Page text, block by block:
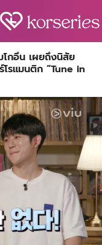
กอึน เผยถึงนิสัย
รแมนติก “Tune in